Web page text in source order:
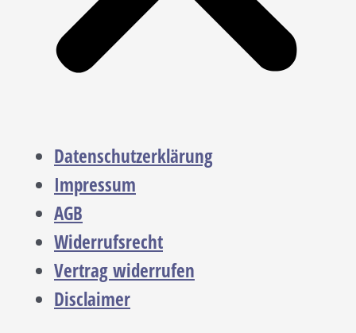
Datenschutzerklärung
Impressum
AGB
Widerrufsrecht
Vertrag widerrufen
Disclaimer